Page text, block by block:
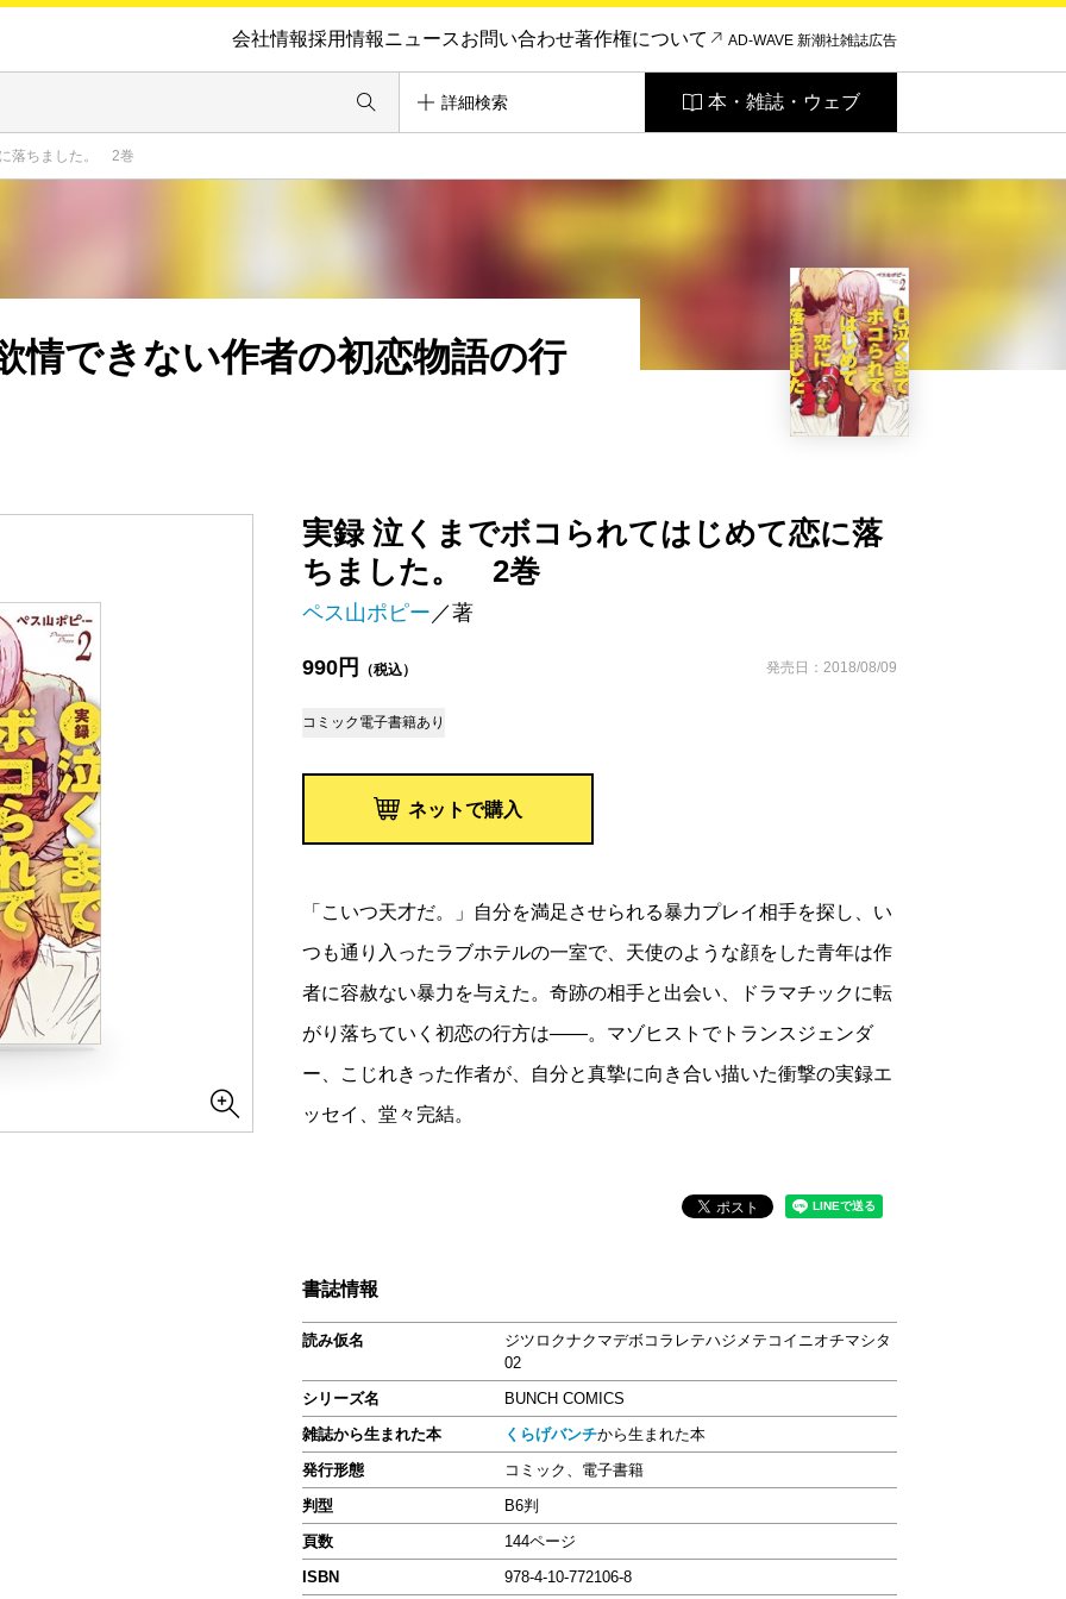
会社情報採用情報ニュースお問い合わせ著作権について AD-WAVE 新潮社雑誌広告
詳細検索 本・雑誌・ウェブ
落ちました。 2巻
実録 泣くまでボコられてはじめて恋に落
ちました。 2巻
ペス山ポピー ／著
990円 （税込） 発売日：2018/08/09
コミック 電子書籍あり
ネットで購入
情できない作者の初恋物語の行
「こいつ天才だ。」自分を満足させられる暴力プレイ相手を探し、い
つも通り入ったラブホテルの一室で、天使のような顔をした青年は作
者に容赦ない暴力を与えた。奇跡の相手と出会い、ドラマチックに転
がり落ちていく初恋の行方は――。マゾヒストでトランスジェンダ
ー、こじれきった作者が、自分と真摯に向き合い描いた衝撃の実録エ
ッセイ、堂々完結。
書誌情報
読み仮名
ジツロクナクマデボコラレテハジメテコイニオチマシタ
02
シリーズ名
BUNCH COMICS
雑誌から生まれた本
くらげバンチから生まれた本
発行形態
コミック、電子書籍
判型
B6判
頁数
144ページ
ISBN
978-4-10-772106-8